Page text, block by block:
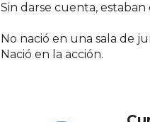
Sin darse cuenta,
No nació en una sala de
Nació en la acción.